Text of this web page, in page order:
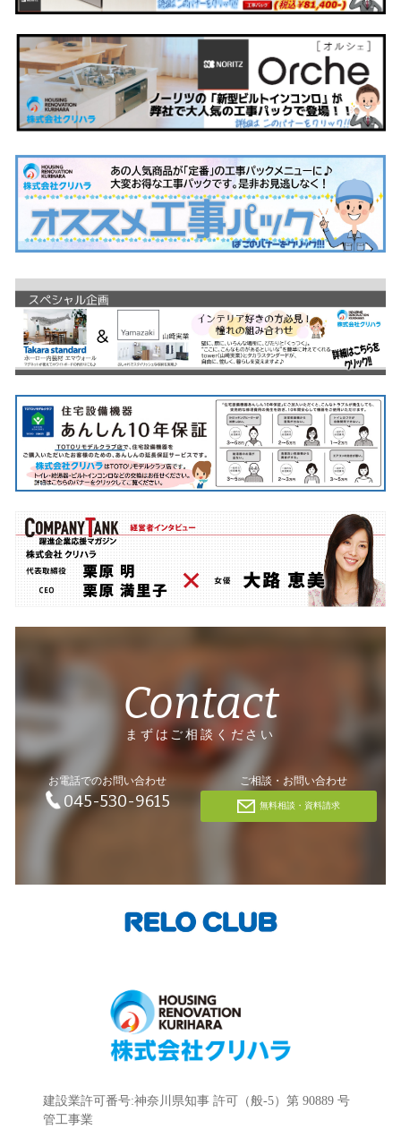
Contact
まずはご相談ください
お電話でのお問い合わせ
045-530-9615
ご相談・お問い合わせ
無料相談・資料請求
建設業許可番号:神奈川県知事 許可（般-5）第 90889 号
管工事業